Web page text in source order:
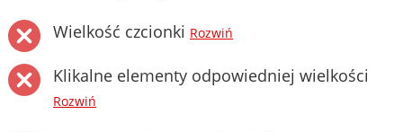
Wielkość czcionki Rozwiń
Klikalne elementy odpowiedniej wielkości
Rozwiń